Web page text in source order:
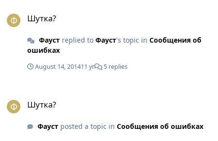
Шутка?
Фаустreplied to Фауст's topic in Сообщения об
ошибках
August 14, 201411 yr 5 replies
Шутка?
Фаустposted a topic in Сообщения об ошибках